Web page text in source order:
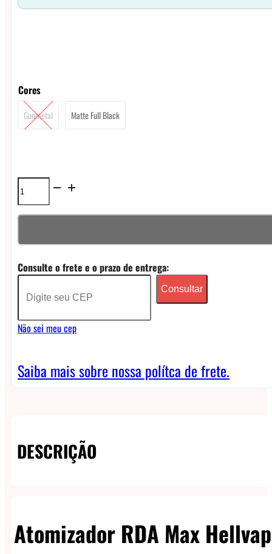
Cores
Gunmetal Matte Full Black
Atomizador
Hellvape
Max
RDA
quantidade
Consulte o frete e o prazo de entrega:
Consultar
Não sei meu cep
Saiba mais sobre nossa polítca de frete.
DESCRIÇÃO
Atomizador RDA Max